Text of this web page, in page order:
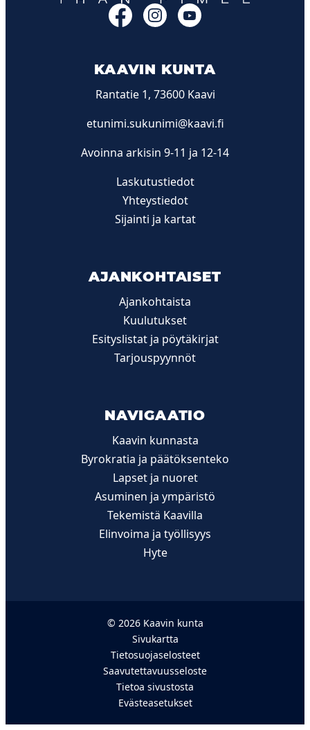
FacebookInstagram
KAAVIN KUNTA
Rantatie 1, 73600 Kaavi
etunimi.sukunimi@kaavi.fi
Avoinna arkisin 9-11 ja 12-14
Laskutustiedot
Yhteystiedot
Sijainti ja kartat
AJANKOHTAISET
Ajankohtaista
Kuulutukset
Esityslistat ja pöytäkirjat
Tarjouspyynnöt
NAVIGAATIO
Kaavin kunnasta
Byrokratia ja päätöksenteko
Lapset ja nuoret
Asuminen ja ympäristö
Tekemistä Kaavilla
Elinvoima ja työllisyys
Hyte
© 2026 Kaavin kunta
Sivukartta
Tietosuojaselosteet
Saavutettavuusseloste
Tietoa sivustosta
Evästeasetukset